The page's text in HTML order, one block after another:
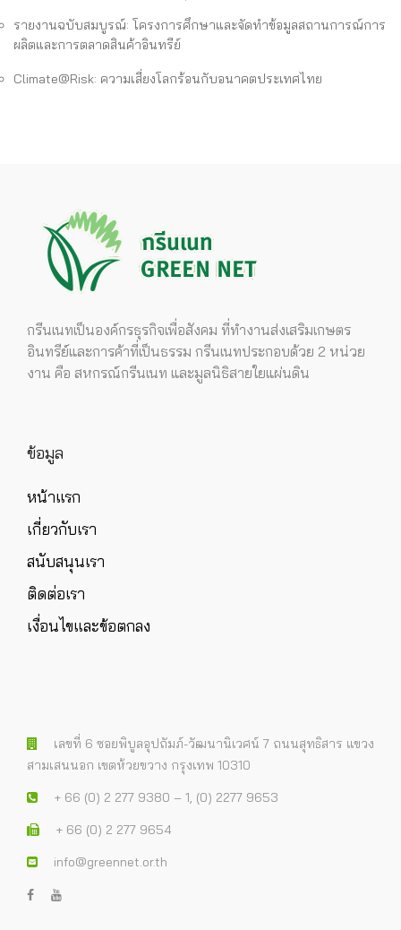
รายงานฉบับสมบูรณ์: โครงการศึกษาและจัดทำข้อมูลสถานการณ์การ
ผลิตและการตลาดสินค้าอินทรีย์
Climate@Risk: ความเสี่ยงโลกร้อนกับอนาคตประเทศไทย
กรีนเนทเป็นองค์กรธุรกิจเพื่อสังคม ที่ทำงานส่งเสริมเกษตร
อินทรีย์และการค้าที่เป็นธรรม กรีนเนทประกอบด้วย 2 หน่วย
งาน คือ สหกรณ์กรีนเนท และมูลนิธิสายใยแผ่นดิน
ข้อมูล
หน้าแรก
เกี่ยวกับเรา
สนับสนุนเรา
ติดต่อเรา
เงื่อนไขและข้อตกลง
เลขที่ 6 ซอยพิบูลอุปถัมภ์-วัฒนานิเวศน์ 7 ถนนสุทธิสาร แขวง
สามเสนนอก เขตห้วยขวาง กรุงเทพ 10310
+ 66 (0) 2 277 9380 – 1, (0) 2277 9653
+ 66 (0) 2 277 9654
info@greennet.or.th